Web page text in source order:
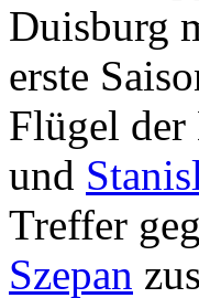
Duisburg
erste
Flügel
und
Treffer
Szepan